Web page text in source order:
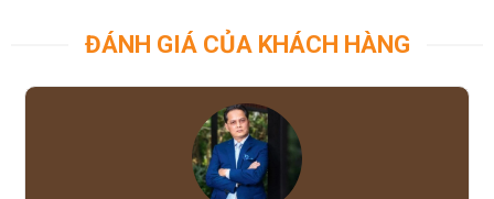
ĐÁNH GIÁ CỦA KHÁCH HÀNG